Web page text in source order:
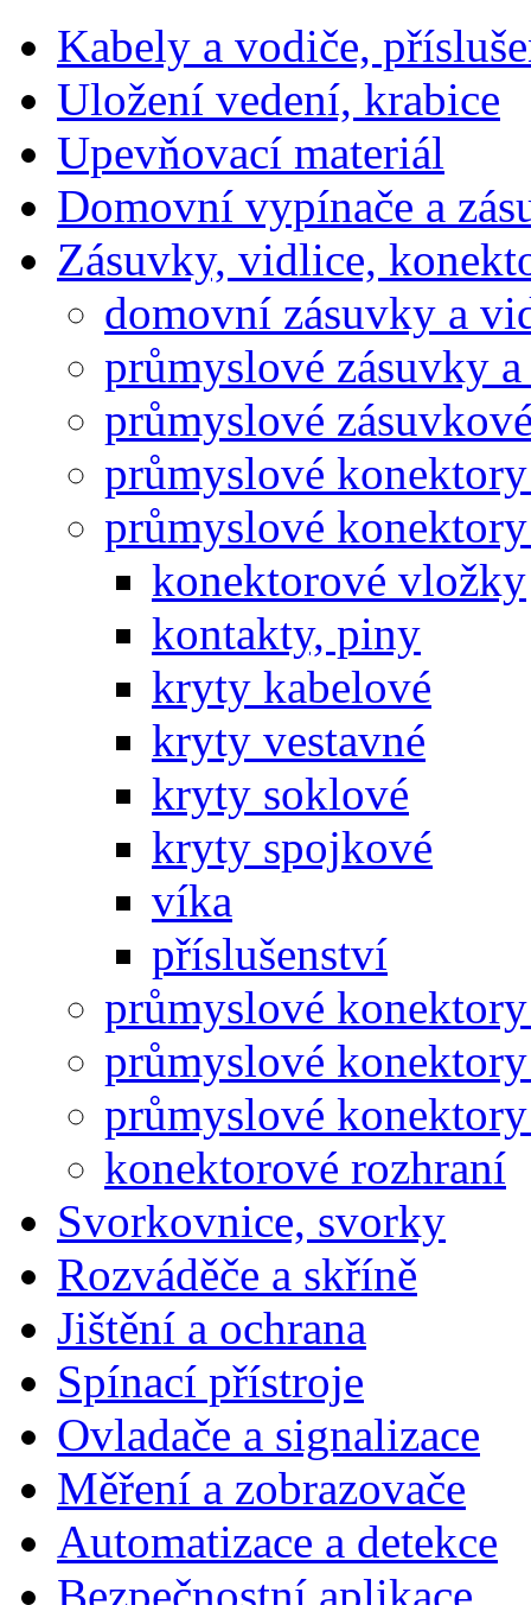
Kabely a vodiče,
Uložení vedení, krabice
Upevňovací materiál
Domovní vypínače a
Zásuvky, vidlice,
domovní zásuvky a
průmyslové zásuvky
průmyslové
průmyslové
průmyslové
konektorové vložky
kontakty, piny
kryty kabelové
kryty vestavné
kryty soklové
kryty spojkové
víka
příslušenství
průmyslové
průmyslové
průmyslové
konektorové rozhraní
Svorkovnice, svorky
Rozváděče a skříně
Jištění a ochrana
Spínací přístroje
Ovladače a signalizace
Měření a zobrazovače
Automatizace a detekce
Bezpečnostní aplikace